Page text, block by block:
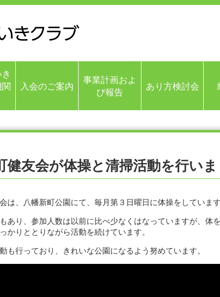
入会のご案内 事業計画およ
び報告
あり方検討会
健友会が体操と清掃活動を行いま
は、八幡新町公園にて、毎月第３日曜日に体操をしています
あり、参加人数は以前に比べ少なくはなっていますが、体
かりととりながら活動を続けています。
も行っており、きれいな公園になるよう努めています。